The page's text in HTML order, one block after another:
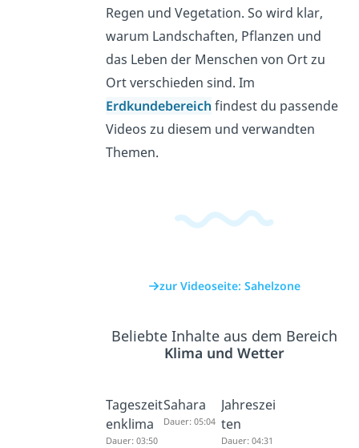
Regen und Vegetation. So wird klar,
warum Landschaften, Pflanzen und
das Leben der Menschen von Ort zu
Ort verschieden sind. Im
Erdkundebereich findest du passende
Videos zu diesem und verwandten
Themen.
zur Videoseite: Sahelzone
Beliebte Inhalte aus dem Bereich
Klima und Wetter
Tageszeit
enklima
Dauer: 03:50
Sahara
Dauer: 05:04
Jahreszei
ten
Dauer: 04:31